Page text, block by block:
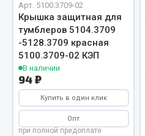
Гайки
Кольца стопорные
Пресс-масленки
Пробки
Пружины
Хомуты
Арт. 5100.3709-02
Крышка защитная для
тумблеров 5104.3709
-5128.3709 красная
5100.3709-02 КЭП
В наличии
94 ₽
Купить в один клик
Опт
при полной предоплате